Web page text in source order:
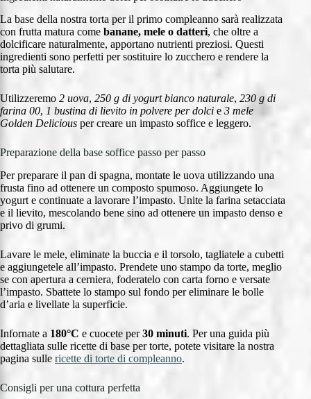
La base della nostra torta per il primo compleanno sarà realizzata
con frutta matura come banane, mele o datteri, che oltre a
dolcificare naturalmente, apportano nutrienti preziosi. Questi
ingredienti sono perfetti per sostituire lo zucchero e rendere la
torta più salutare.
Utilizzeremo 2 uova, 250 g di yogurt bianco naturale, 230 g di
farina 00, 1 bustina di lievito in polvere per dolci e 3 mele
Golden Delicious per creare un impasto soffice e leggero.
Preparazione della base soffice passo per passo
Per preparare il pan di spagna, montate le uova utilizzando una
frusta fino ad ottenere un composto spumoso. Aggiungete lo
yogurt e continuate a lavorare l’impasto. Unite la farina setacciata
e il lievito, mescolando bene sino ad ottenere un impasto denso e
privo di grumi.
Lavare le mele, eliminate la buccia e il torsolo, tagliatele a cubetti
e aggiungetele all’impasto. Prendete uno stampo da torte, meglio
se con apertura a cerniera, foderatelo con carta forno e versate
l’impasto. Sbattete lo stampo sul fondo per eliminare le bolle
d’aria e livellate la superficie.
Infornate a 180°C e cuocete per30 minuti. Per una guida più
dettagliata sulle ricette di base per torte, potete visitare la nostra
pagina sulle ricette di torte di compleanno.
Consigli per una cottura perfetta